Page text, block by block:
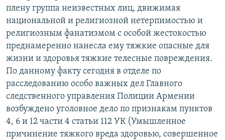
плену группа неизвестных лиц, движимая
национальной и религиозной нетерпимостью и
религиозным фанатизмом с особой жестокостью
преднамеренно нанесла ему тяжкие опасные для
жизни и здоровья тяжкие телесные повреждения.
По данному факту сегодня в отделе по
расследованию особо важных дел Главного
следственного управления Полиции Армении
возбуждено уголовное дело по признакам пунктов
4, 6 и 12 части 4 статьи 112 УК (Умышленное
причинение тяжкого вреда здоровью, совершенное